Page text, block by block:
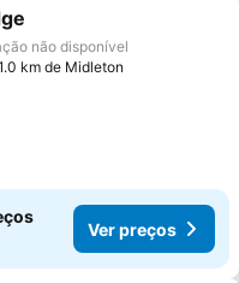
aos favoritos
não disponível
km de Midleton
Ver preços